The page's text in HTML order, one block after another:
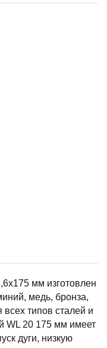
мм изготовлен
медь, бронза,
всех типов сталей и
WL 20 175 мм имеет
дуги, низкую